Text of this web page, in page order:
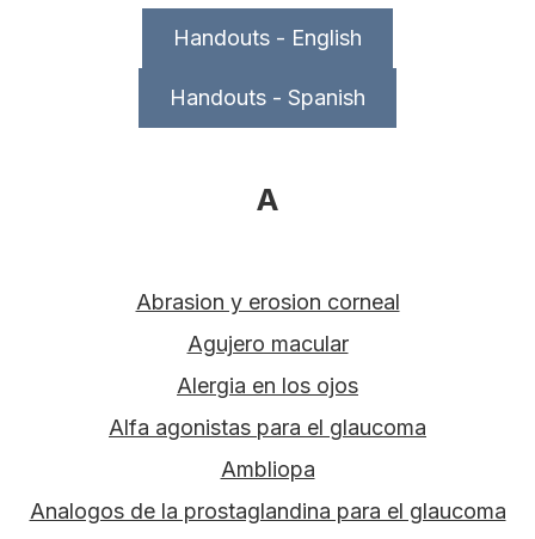
Handouts - English
Handouts - Spanish
A
Abrasion y erosion corneal
Agujero macular
Alergia en los ojos
Alfa agonistas para el glaucoma
Ambliopa
Analogos de la prostaglandina para el glaucoma